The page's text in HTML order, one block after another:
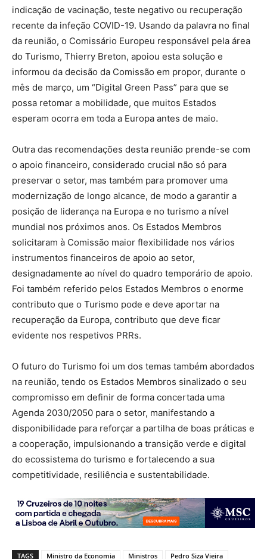
indicação de vacinação, teste negativo ou recuperação
recente da infeção COVID-19. Usando da palavra no final
da reunião, o Comissário Europeu responsável pela área
do Turismo, Thierry Breton, apoiou esta solução e
informou da decisão da Comissão em propor, durante o
mês de março, um “Digital Green Pass” para que se
possa retomar a mobilidade, que muitos Estados
esperam ocorra em toda a Europa antes de maio.
Outra das recomendações desta reunião prende-se com
o apoio financeiro, considerado crucial não só para
preservar o setor, mas também para promover uma
modernização de longo alcance, de modo a garantir a
posição de liderança na Europa e no turismo a nível
mundial nos próximos anos. Os Estados Membros
solicitaram à Comissão maior flexibilidade nos vários
instrumentos financeiros de apoio ao setor,
designadamente ao nível do quadro temporário de apoio.
Foi também referido pelos Estados Membros o enorme
contributo que o Turismo pode e deve aportar na
recuperação da Europa, contributo que deve ficar
evidente nos respetivos PRRs.
O futuro do Turismo foi um dos temas também abordados
na reunião, tendo os Estados Membros sinalizado o seu
compromisso em definir de forma concertada uma
Agenda 2030/2050 para o setor, manifestando a
disponibilidade para reforçar a partilha de boas práticas e
a cooperação, impulsionando a transição verde e digital
do ecossistema do turismo e fortalecendo a sua
competitividade, resiliência e sustentabilidade.
TAGS Ministro da Economia Ministros Pedro Siza Vieira